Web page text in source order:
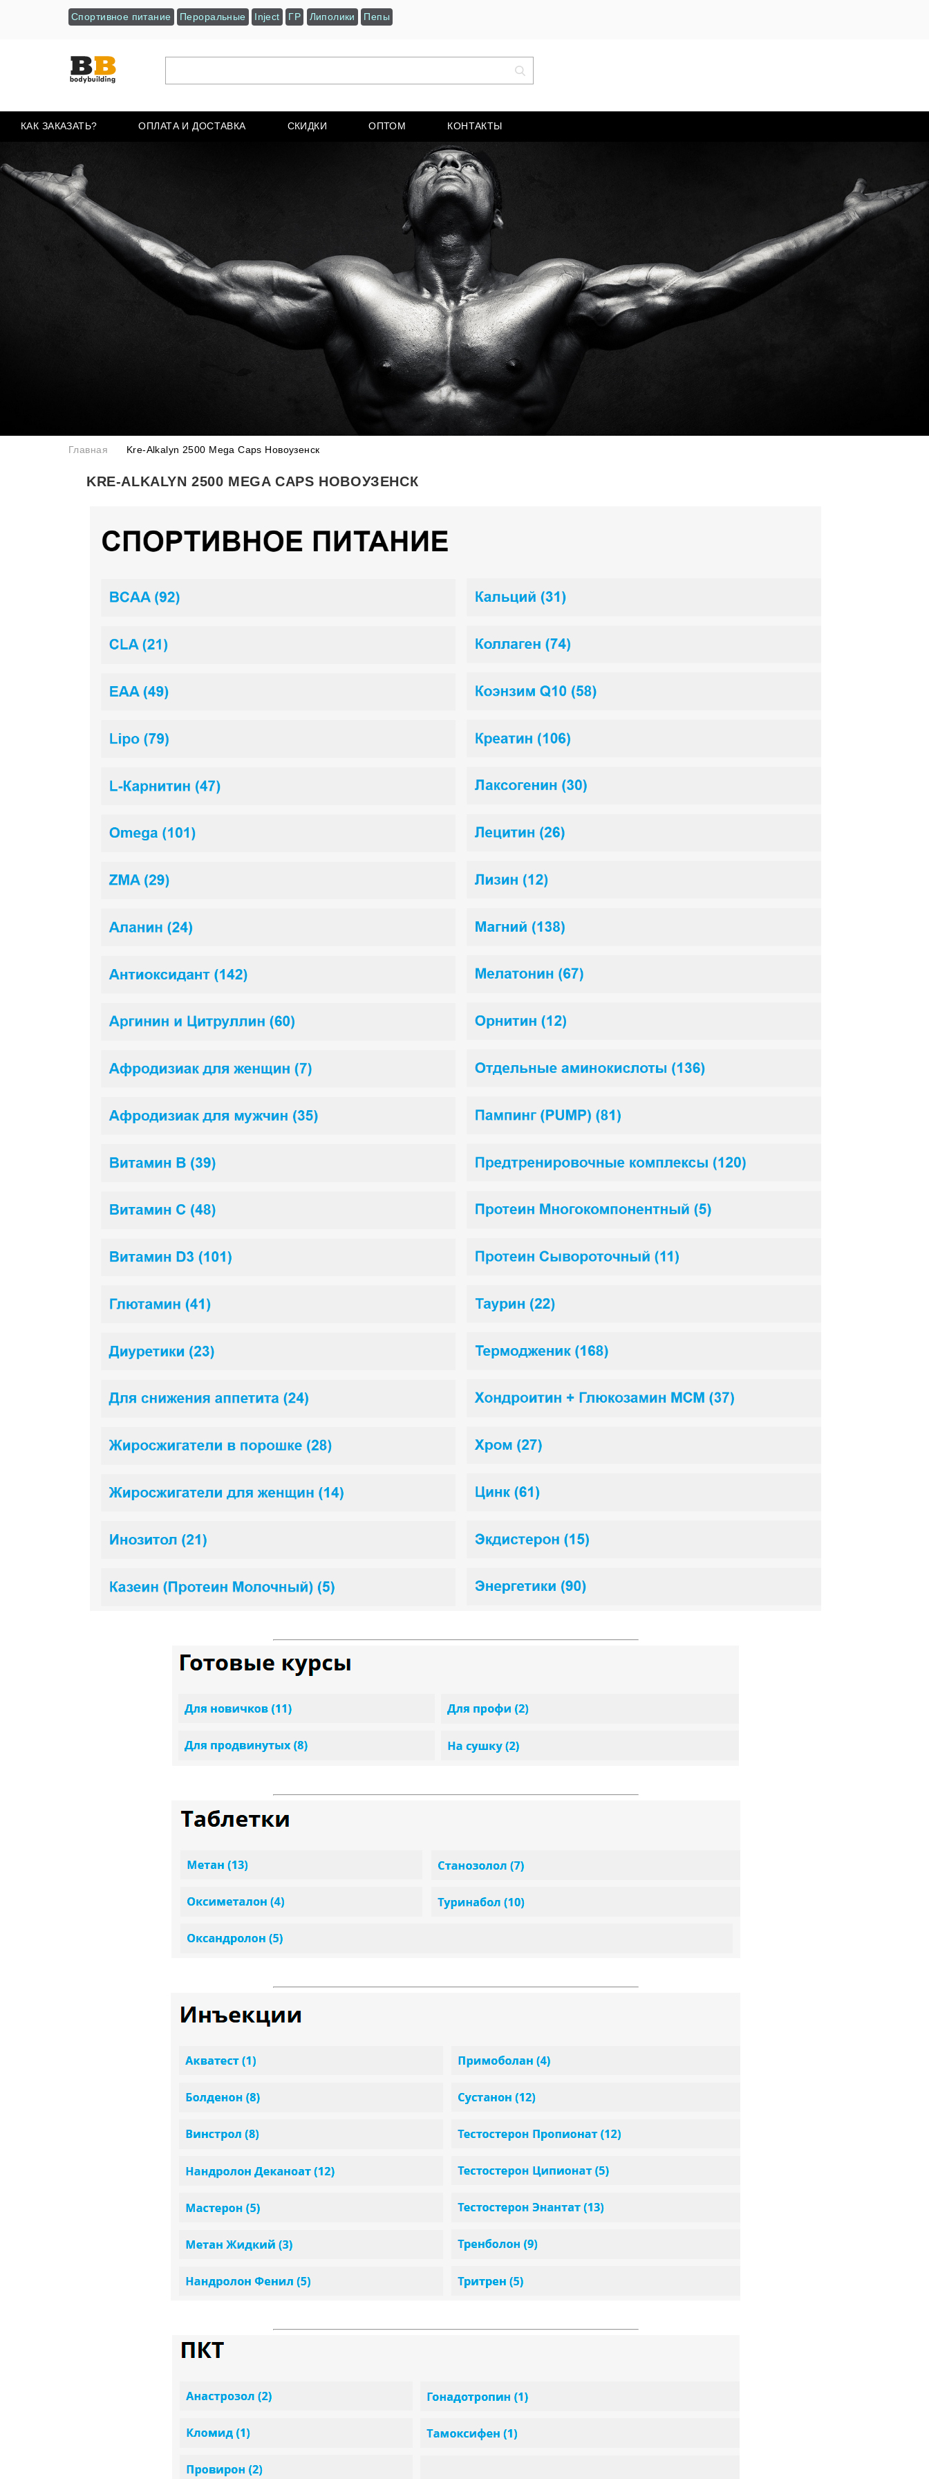
Спортивное питание Пероральные Inject ГР Липолики Пепы
КАК ЗАКАЗАТЬ? ОПЛАТА И ДОСТАВКА СКИДКИ ОПТОМ КОНТАКТЫ
Главная Kre-Alkalyn 2500 Mega Caps Новоузенск
KRE-ALKALYN 2500 MEGA CAPS НОВОУЗЕНСК